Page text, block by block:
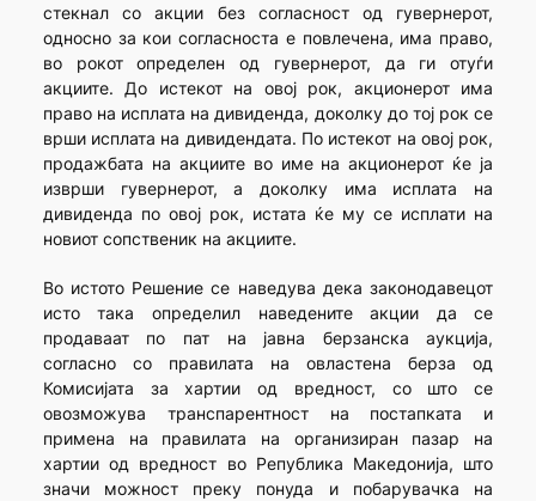
стекнал со акции без согласност од гувернерот,
односно за кои согласноста е повлечена, има право,
во рокот определен од гувернерот, да ги отуѓи
акциите. До истекот на овој рок, акционерот има
право на исплата на дивиденда, доколку до тој рок се
врши исплата на дивидендата. По истекот на овој рок,
продажбата на акциите во име на акционерот ќе ја
изврши гувернерот, а доколку има исплата на
дивиденда по овој рок, истата ќе му се исплати на
новиот сопственик на акциите.
Во истото Решение се наведува дека законодавецот
исто така определил наведените акции да се
продаваат по пат на јавна берзанска аукција,
согласно со правилата на овластена берза од
Комисијата за хартии од вредност, со што се
овозможува транспарентност на постапката и
примена на правилата на организиран пазар на
хартии од вредност во Република Македонија, што
значи можност преку понуда и побарувачка на